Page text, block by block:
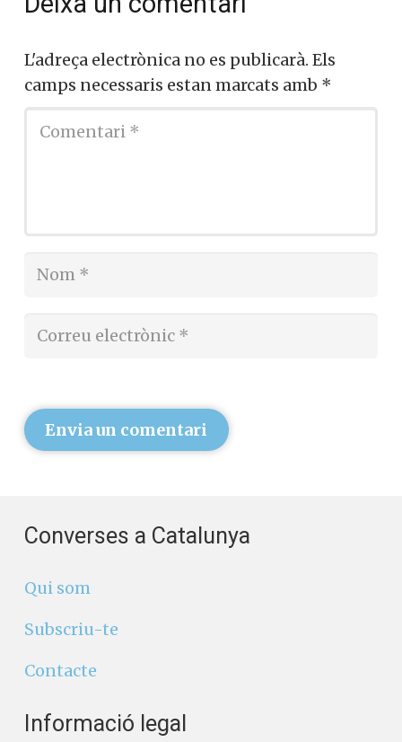
L'adreça electrònica no es publicarà. Els
camps necessaris estan marcats amb *
Envia un comentari
Converses a Catalunya
Qui som
Subscriu-te
Contacte
Informació legal